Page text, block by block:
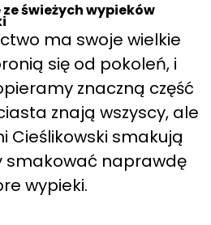
świeżych wypieków
ma swoje wielkie
się od pokoleń, i
znaczną część
znają wszyscy, ale
Cieślikowski smakują
smakować naprawdę
wypieki.